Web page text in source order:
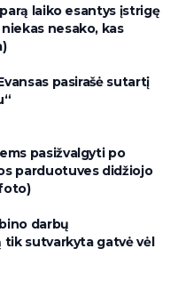
laiko esantys įstrigę
nesako, kas
pasirašė sutartį
pasižvalgyti po
parduotuves didžiojo
darbų
tik sutvarkyta gatvė vėl